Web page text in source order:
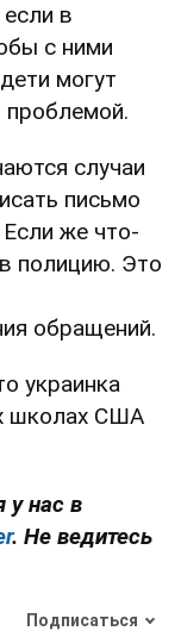
в
с ними
могут
проблемой.
случаи
письмо
же что-
полицию. Это
обращений.
украинка
школах США
у нас в
. Не ведитесь
Подписаться